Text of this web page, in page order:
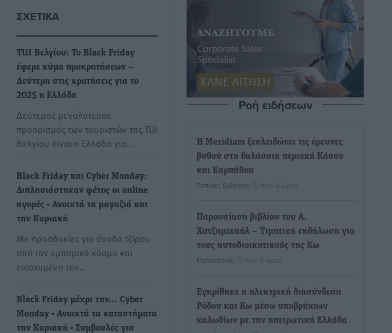
ΣΧΕΤΙΚΆ
TUI Βελγίου: Το Black Friday
έφερε κύμα προκρατήσεων –
Δεύτερη στις κρατήσεις για το
2025 η Ελλάδα
Δεύτερος μεγαλύτερος
προορισμός των τουριστών της TUI
Βελγίου είναι η Ελλάδα για…
Black Friday και Cyber Monday:
Διπλασιάστηκαν φέτος οι online
αγορές - Ανοιχτά τα μαγαζιά και
την Κυριακή
Με προσδοκίες για άνοδο τζίρου
από τον εμπορικό κόσμο και
ενισχυμένη την…
Black Friday μέχρι την... Cyber
Monday - Ανοικτά τα καταστήματα
την Κυριακή - Συμβουλές για
Ροή ειδήσεων
Η Meridiam ξεκλειδώνει τις έρευνες
βυθού στη θαλάσσια περιοχή Κάσου
και Καρπάθου
Τοπικές Ειδήσεις πριν 4 ώρες
Παρουσίαση βιβλίου του Α.
Χατζημιχαήλ – Τιμητική εκδήλωση για
τους αυτοδιοικητικούς της Κω
Πολιτιστικά πριν 5 ώρες
Εγκρίθηκε η ηλεκτρική διασύνδεση
Ρόδου και Κω μέσω υποβρύχιων
καλωδίων με την ηπειρωτική Ελλάδα